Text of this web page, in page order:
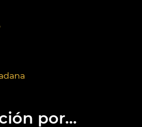
por...